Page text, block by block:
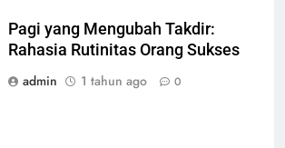
Pagi yang Mengubah Takdir:
Rahasia Rutinitas Orang Sukses
admin
1 tahun ago 0